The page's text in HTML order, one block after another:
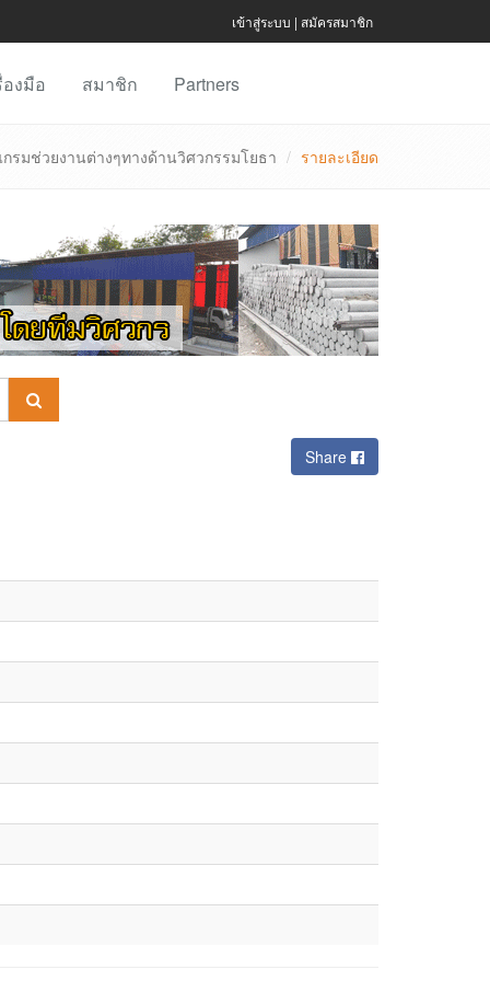
เข้าสู่ระบบ | สมัครสมาชิก
องมือ สมาชิก Partners
รมช่วยงานต่างๆทางด้านวิศวกรรมโยธา รายละเอียด
Share